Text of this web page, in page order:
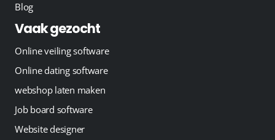
Blog
Vaak gezocht
Online veiling software
Online dating software
webshop laten maken
Job board software
Website designer